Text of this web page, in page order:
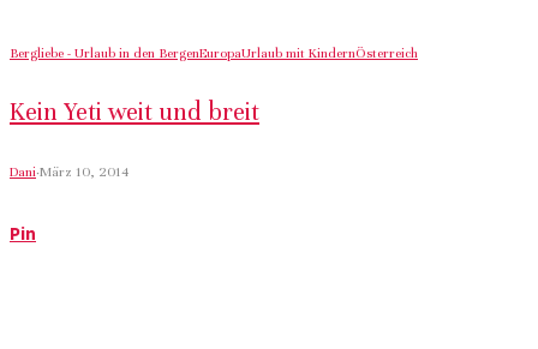
Bergliebe - Urlaub in den BergenEuropaUrlaub mit KindernÖsterreich
Kein Yeti weit und breit
Dani·März 10, 2014
Pin